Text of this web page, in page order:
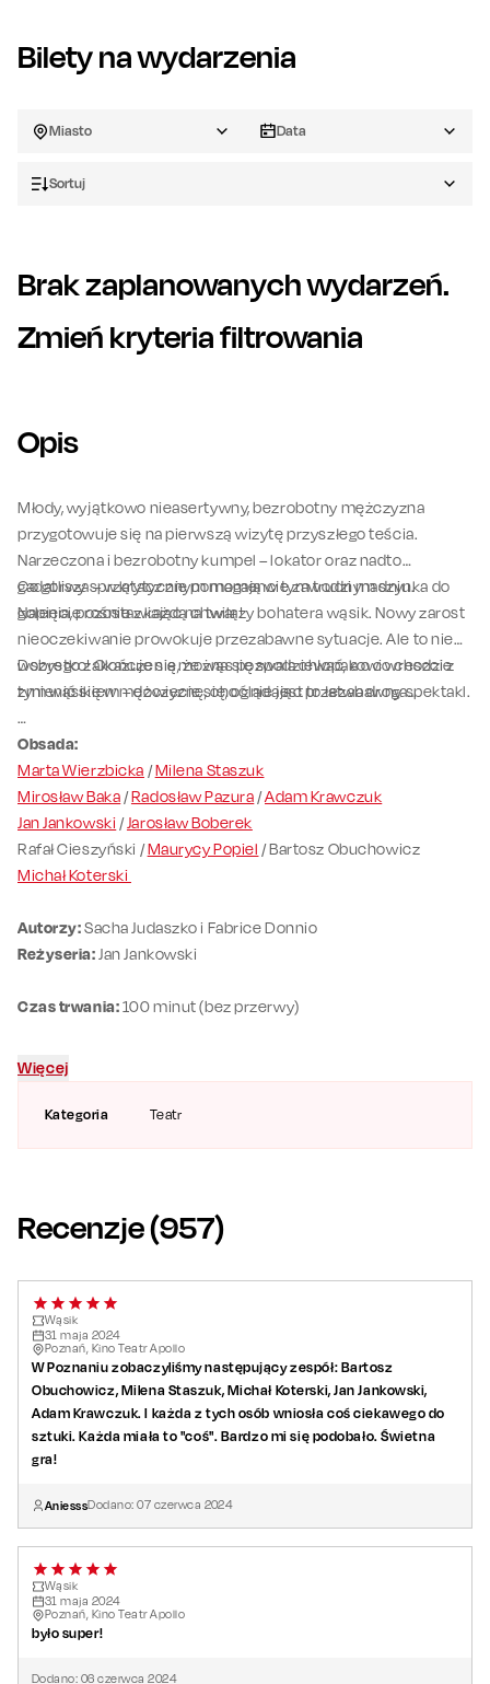
Bilety na wydarzenia
Miasto Data
Sortuj
Brak zaplanowanych wydarzeń.
Zmień kryteria filtrowania
Opis
Kategoria Teatr
Młody, wyjątkowo nieasertywny, bezrobotny mężczyzna
przygotowuje się na pierwszą wizytę przyszłego teścia.
Narzeczona i bezrobotny kumpel – lokator oraz nadto
gadatliwy sprzątacz nie pomagają w tym trudnym dniu.
Napięcie rośnie z każdą chwilą!
Co gorsza – w krytycznym momencie zawodzi maszynka do
golenia, pozostawiając na twarzy bohatera wąsik. Nowy zarost
nieoczekiwanie prowokuje przezabawne sytuacje. Ale to nie
wszystko! Okazuje się, że wąs pozwala chłopakowi wreszcie
zmienić się w mężczyznę, choć nie jest to łatwa droga…
Dobrego zakończenia można się spodziewać, a o co chodzi z
tym wąsikiem – dowiecie się, oglądając przezabawny spektakl.
Obsada:
Marta Wierzbicka /Milena Staszuk
Mirosław Baka /Radosław Pazura /Adam Krawczuk
Jan Jankowski /Jarosław Boberek
Rafał Cieszyński /Maurycy Popiel / Bartosz Obuchowicz
Michał Koterski
Autorzy:Sacha Judaszko i Fabrice Donnio
Reżyseria: Jan Jankowski
Czas trwania:100 minut (bez przerwy)
Więcej
Recenzje (957)
Wąsik
31 maja 2024
Poznań, Kino Teatr Apollo
W Poznaniu zobaczyliśmy następujący zespół: Bartosz
Obuchowicz, Milena Staszuk, Michał Koterski, Jan Jankowski,
Adam Krawczuk. I każda z tych osób wniosła coś ciekawego do
sztuki. Każda miała to "coś". Bardzo mi się podobało. Świetna
gra!
AniesssDodano:07 czerwca 2024
Wąsik
31 maja 2024
Poznań, Kino Teatr Apollo
było super!
Dodano: 06 czerwca 2024